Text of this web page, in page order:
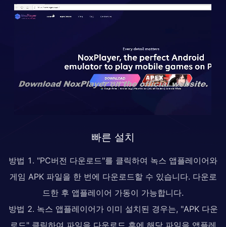
빠른 설치
방법 1. "PC버전 다운로드"를 클릭하여 녹스 앱플레이어와
게임 APK 파일을 한 번에 다운로드할 수 있습니다. 다운로
드한 후 앱플레이어 가동이 가능합니다.
방법 2. 녹스 앱플레이어가 이미 설치된 경우는, "APK 다운
로드" 클릭하여 파일을 다운로드 후에 해당 파일을 앱플레